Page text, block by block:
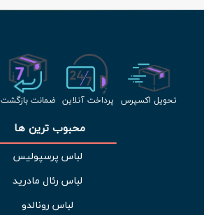
تحویل اکسپرس پرداخت آنلاین ضمانت بازگشت
محبوب ترین ها
لباس پرسپولیس
لباس رئال مادرید
لباس رونالدو